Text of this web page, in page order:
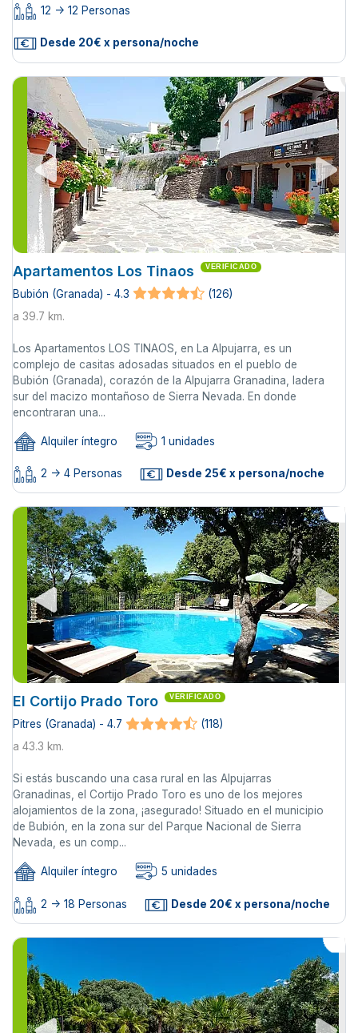
12 -> 12 Personas
Desde 20€ x persona/noche
Apartamentos Los Tinaos VERIFICADO
Bubión (Granada) - 4.3
(126)
a 39.7 km.
Los Apartamentos LOS TINAOS, en La Alpujarra, es un
complejo de casitas adosadas situados en el pueblo de
Bubión (Granada), corazón de la Alpujarra Granadina, ladera
sur del macizo montañoso de Sierra Nevada. En donde
encontraran una...
Alquiler íntegro 1 unidades
2 -> 4 Personas Desde 25€ x persona/noche
El Cortijo Prado Toro VERIFICADO
Pitres (Granada) - 4.7
(118)
a 43.3 km.
Si estás buscando una casa rural en las Alpujarras
Granadinas, el Cortijo Prado Toro es uno de los mejores
alojamientos de la zona, ¡asegurado! Situado en el municipio
de Bubión, en la zona sur del Parque Nacional de Sierra
Nevada, es un comp...
Alquiler íntegro 5 unidades
2 -> 18 Personas Desde 20€ x persona/noche